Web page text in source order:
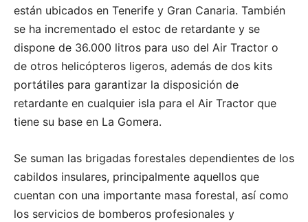
están ubicados en Tenerife y Gran Canaria. También
se ha incrementado el estoc de retardante y se
dispone de 36.000 litros para uso del Air Tractor o
de otros helicópteros ligeros, además de dos kits
portátiles para garantizar la disposición de
retardante en cualquier isla para el Air Tractor que
tiene su base en La Gomera.
Se suman las brigadas forestales dependientes de los
cabildos insulares, principalmente aquellos que
cuentan con una importante masa forestal, así como
los servicios de bomberos profesionales y